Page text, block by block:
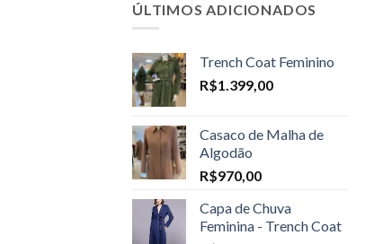
ÚLTIMOS ADICIONADOS
Trench Coat Feminino
R$1.399,00
Casaco de Malha de
Algodão
R$970,00
Capa de Chuva
Feminina - Trench Coat